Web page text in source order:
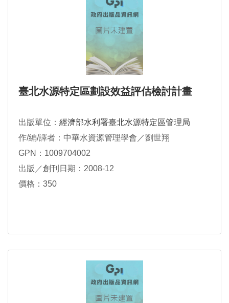
臺北水源特定區劃設效益評估檢討計畫
出版單位： 經濟部水利署臺北水源特定區管理局
作/編/譯者：中華水資源管理學會／劉世翔
GPN：1009704002
出版／創刊日期：2008-12
價格：350